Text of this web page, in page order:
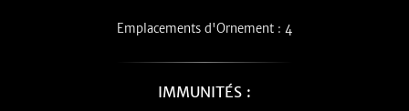
Emplacements d'Ornement : 4
IMMUNITÉS :